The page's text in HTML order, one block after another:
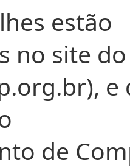
estão
no site do
e
de